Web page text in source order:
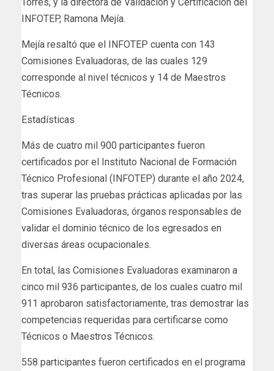
Torres, y la directora de Validación y Certificación del
INFOTEP, Ramona Mejía.
Mejía resaltó que el INFOTEP cuenta con 143
Comisiones Evaluadoras, de las cuales 129
corresponde al nivel técnicos y 14 de Maestros
Técnicos.
Estadísticas
Más de cuatro mil 900 participantes fueron
certificados por el Instituto Nacional de Formación
Técnico Profesional (INFOTEP) durante el año 2024,
tras superar las pruebas prácticas aplicadas por las
Comisiones Evaluadoras, órganos responsables de
validar el dominio técnico de los egresados en
diversas áreas ocupacionales.
En total, las Comisiones Evaluadoras examinaron a
cinco mil 936 participantes, de los cuales cuatro mil
911 aprobaron satisfactoriamente, tras demostrar las
competencias requeridas para certificarse como
Técnicos o Maestros Técnicos.
558 participantes fueron certificados en el programa